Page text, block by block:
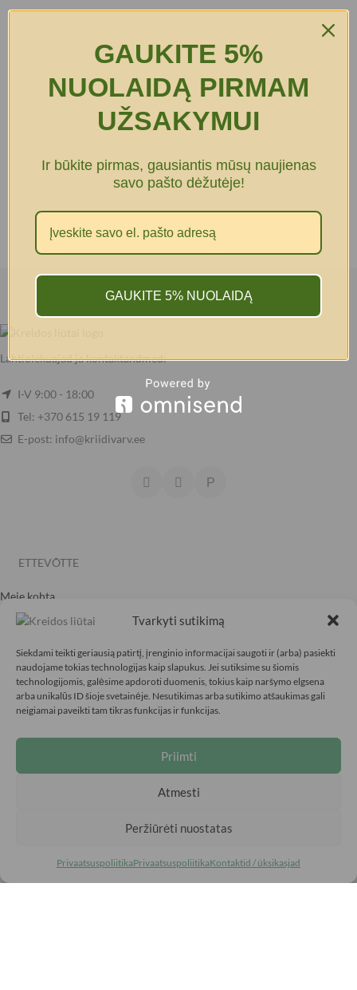
Tvarkyti sutikimą
Siekdami teikti geriausią patirtį, įrenginio informacijai saugoti ir (arba) pasiekti
naudojame tokias technologijas kaip slapukus. Jei sutiksime su šiomis
technologijomis, galėsime apdoroti duomenis, tokius kaip naršymo elgsena
arba unikalūs ID šioje svetainėje. Nesutikimas arba sutikimo atšaukimas gali
neigiamai paveikti tam tikras funkcijas ir funkcijas.
Priimti
Atmesti
Peržiūrėti nuostatas
PrivaatsuspoliitikaPrivaatsuspoliitikaKontaktid / üksikasjad
Lahtiolekuajad ja kontaktandmed:
I-V 9:00 - 18:00
Tel: +370 615 19 119
E-post: info@kriidivarv.ee
ETTEVÕTTE
Meie kohta
Karjäärivõimalused
Kontaktid/nõuded
Ostutingimused
Kaupade tagastamise tingimused
GAUKITE 5%
NUOLAIDĄ PIRMAM
UŽSAKYMUI
Ir būkite pirmas, gausiantis mūsų naujienas
savo pašto dėžutėje!
GAUKITE 5% NUOLAIDĄ